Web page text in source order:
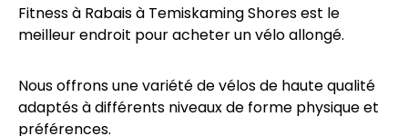
Fitness à Rabais à Temiskaming Shores est le
meilleur endroit pour acheter un vélo allongé.
Nous offrons une variété de vélos de haute qualité
adaptés à différents niveaux de forme physique et
préférences.